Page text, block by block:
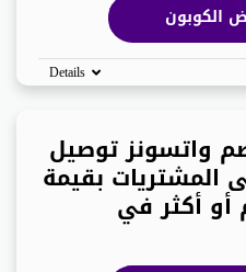
الكوبون
Details
واتسونز توصيل
المشتريات بقيمة
أو أكثر في